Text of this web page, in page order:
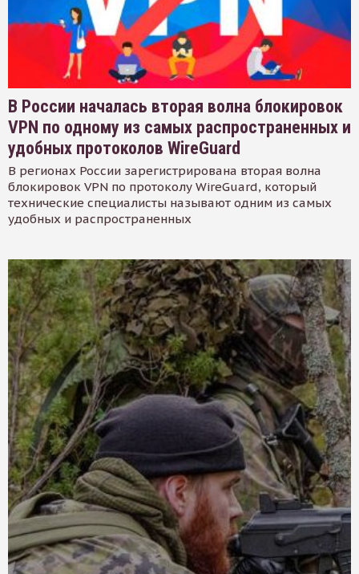
В России началась вторая волна блокировок
VPN по одному из самых распространенных и
удобных протоколов WireGuard
В регионах России зарегистрирована вторая волна
блокировок VPN по протоколу WireGuard, который
технические специалисты называют одним из самых
удобных и распространенных